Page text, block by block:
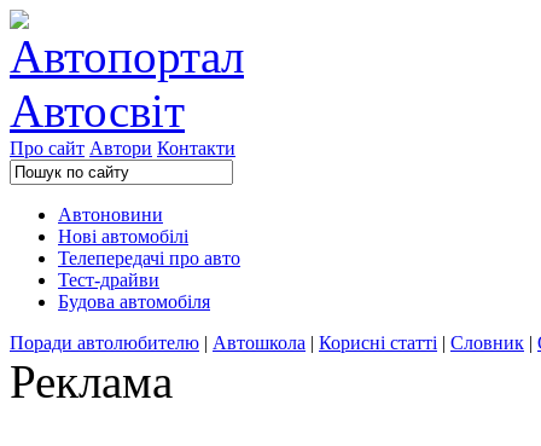
Про сайт Автори Контакти
Автоновини
Нові автомобілі
Телепередачі про авто
Тест-драйви
Будова автомобіля
Поради автолюбителю | Автошкола | Корисні статті | Словник |
Реклама